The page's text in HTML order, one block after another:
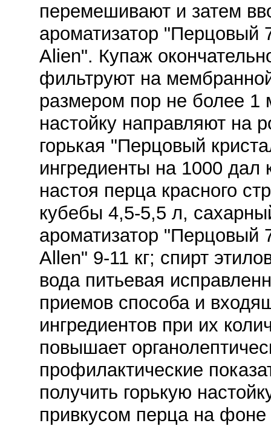
перемешивают и затем
ароматизатор
Alien". Купаж
фильтруют на
размером пор не более 1
настойку направляют на
горькая "Перцовый
ингредиенты на 1000 дал
настоя перца красного
кубебы 4,5-5,5 л,
ароматизатор
Allen" 9-11 кг; спирт
вода питьевая
приемов способа и
ингредиентов при их
повышает
профилактические
получить горькую
привкусом перца на фоне